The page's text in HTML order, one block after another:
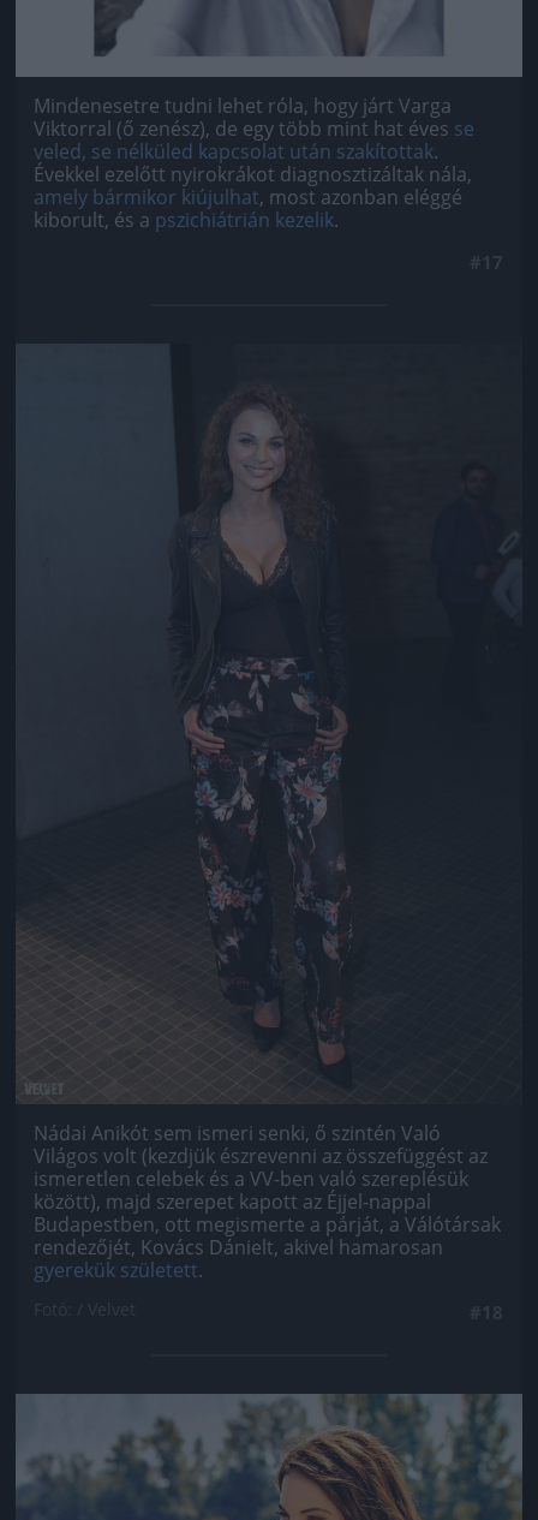
Mindenesetre tudni lehet róla, hogy járt Varga
Viktorral (ő zenész), de egy több mint hat éves se
veled, se nélküled kapcsolat után szakítottak.
Évekkel ezelőtt nyirokrákot diagnosztizáltak nála,
amely bármikor kiújulhat, most azonban eléggé
kiborult, és a pszichiátrián kezelik.
Nádai Anikót sem ismeri senki, ő szintén Való
Világos volt (kezdjük észrevenni az összefüggést az
ismeretlen celebek és a VV-ben való szereplésük
között), majd szerepet kapott az Éjjel-nappal
Budapestben, ott megismerte a párját, a Válótársak
rendezőjét, Kovács Dánielt, akivel hamarosan
gyerekük született.
Jön még kép!